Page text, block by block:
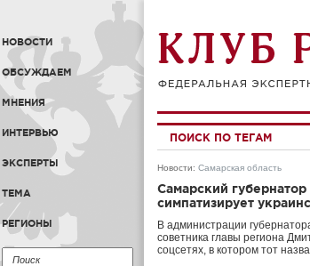
НОВОСТИ
ОБСУЖДАЕМ
МНЕНИЯ
ИНТЕРВЬЮ
ЭКСПЕРТЫ
ТЕМА
РЕГИОНЫ
ПОИСК ПО ТЕГАМ
Новости: Самарская область
Самарский губернатор
симпатизирует
В администрации
советника главы региона
соцсетях, в котором тот